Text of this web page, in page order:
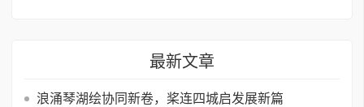
最新文章
浪涌琴湖绘协同新卷，桨连四城启发展新篇